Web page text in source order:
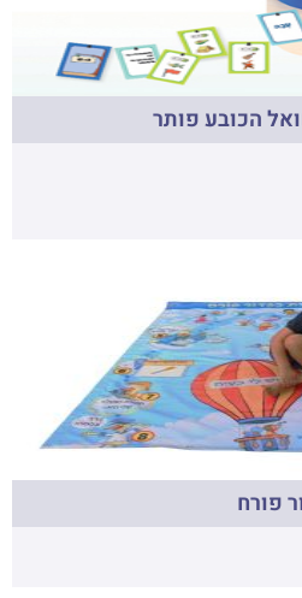
הכובע פותר
פורח